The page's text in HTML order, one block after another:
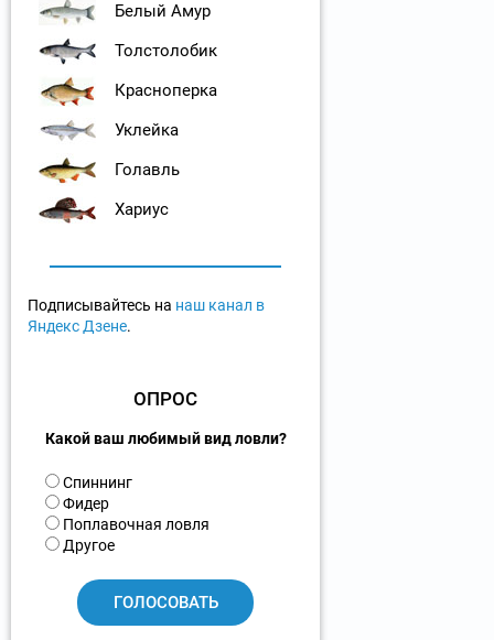
Белый Амур
Толстолобик
Красноперка
Уклейка
Голавль
Хариус
Подписывайтесь на наш канал в
Яндекс Дзене.
ОПРОС
Какой ваш любимый вид ловли?
В
а
р
и
Спиннинг
Фидер
Поплавочная ловля
Другое